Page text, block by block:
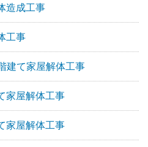
造成工事
工事
建て家屋解体工事
家屋解体工事
家屋解体工事